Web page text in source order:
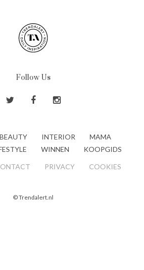
Follow Us
BEAUTY INTERIOR
MAMA
WINNEN KOOPGIDS
PRIVACY COOKIES
© Trendalert.nl